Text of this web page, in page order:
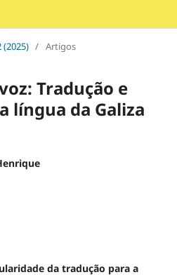
(2025) / Artigos
Tradução e
língua da Galiza
da tradução para a